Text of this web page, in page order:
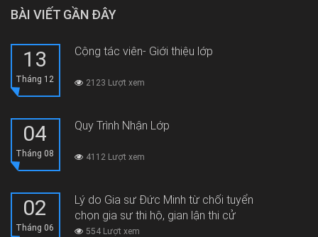
BÀI VIẾT GẦN ĐÂY
13
Tháng 12
Cộng tác viên- Giới thiệu lớp
2123 Lượt xem
04
Tháng 08
Quy Trình Nhận Lớp
4112 Lượt xem
02
Tháng 06
Lý do Gia sư Đức Minh từ chối tuyển
chọn gia sư thi hộ, gian lận thi cử
554 Lượt xem